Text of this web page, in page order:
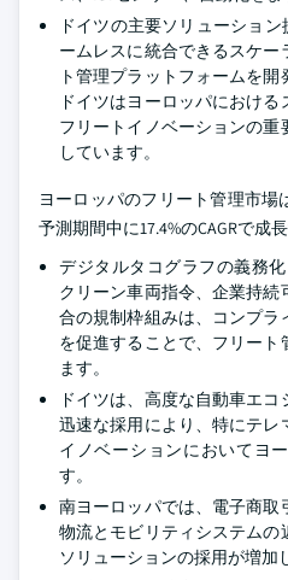
ドイツの主要ソリューショ
ームレスに統合できるスケ
ト管理プラットフォームを開
ドイツはヨーロッパにおけ
フリートイノベーションの
しています。
ヨーロッパのフリート管理市場
予測期間中に17.4%のCAGRで成
デジタルタコグラフの義務
クリーン車両指令、企業持
合の規制枠組みは、コンプ
を促進することで、フリー
ます。
ドイツは、高度な自動車エ
迅速な採用により、特にテ
イノベーションにおいてヨ
す。
南ヨーロッパでは、電子商取
物流とモビリティシステム
ソリューションの採用が増加